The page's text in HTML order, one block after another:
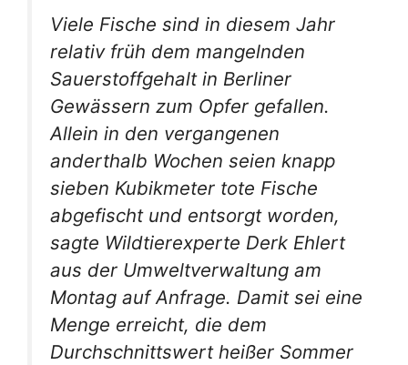
Viele Fische sind in diesem Jahr
relativ früh dem mangelnden
Sauerstoffgehalt in Berliner
Gewässern zum Opfer gefallen.
Allein in den vergangenen
anderthalb Wochen seien knapp
sieben Kubikmeter tote Fische
abgefischt und entsorgt worden,
sagte Wildtierexperte Derk Ehlert
aus der Umweltverwaltung am
Montag auf Anfrage. Damit sei eine
Menge erreicht, die dem
Durchschnittswert heißer Sommer